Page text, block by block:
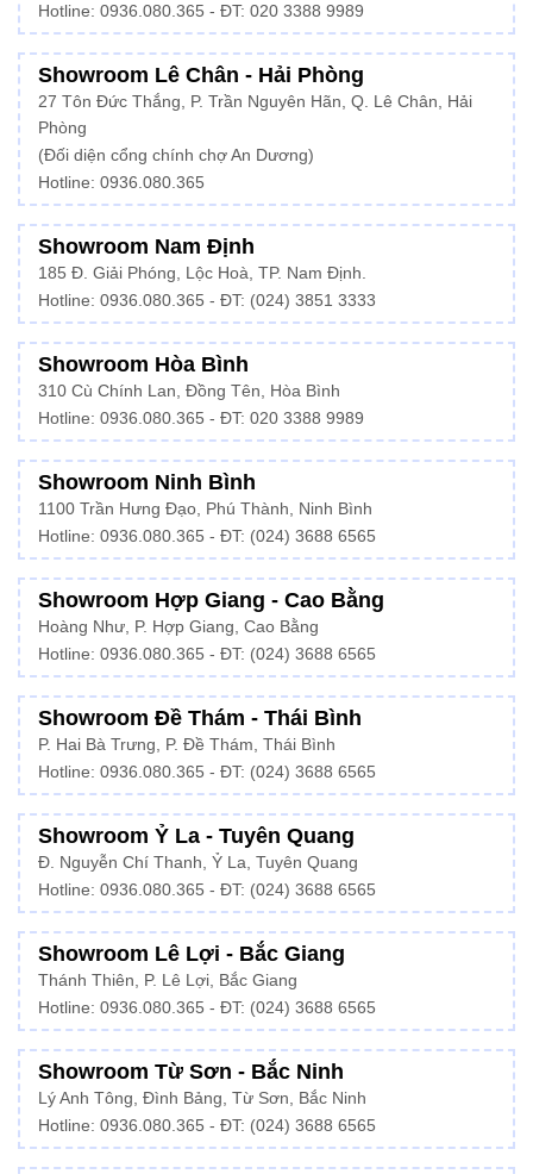
Hotline: 0936.080.365 - ĐT: 020 3388 9989
Showroom Lê Chân - Hải Phòng
27 Tôn Đức Thắng, P. Trần Nguyên Hãn, Q. Lê Chân, Hải
Phòng
(Đối diện cổng chính chợ An Dương)
Hotline: 0936.080.365
Showroom Nam Định
185 Đ. Giải Phóng, Lộc Hoà, TP. Nam Định.
Hotline: 0936.080.365 - ĐT: (024) 3851 3333
Showroom Hòa Bình
310 Cù Chính Lan, Đồng Tên, Hòa Bình
Hotline: 0936.080.365 - ĐT: 020 3388 9989
Showroom Ninh Bình
1100 Trần Hưng Đạo, Phú Thành, Ninh Bình
Hotline: 0936.080.365 - ĐT: (024) 3688 6565
Showroom Hợp Giang - Cao Bằng
Hoàng Như, P. Hợp Giang, Cao Bằng
Hotline: 0936.080.365 - ĐT: (024) 3688 6565
Showroom Đề Thám - Thái Bình
P. Hai Bà Trưng, P. Đề Thám, Thái Bình
Hotline: 0936.080.365 - ĐT: (024) 3688 6565
Showroom Ỷ La - Tuyên Quang
Đ. Nguyễn Chí Thanh, Ỷ La, Tuyên Quang
Hotline: 0936.080.365 - ĐT: (024) 3688 6565
Showroom Lê Lợi - Bắc Giang
Thánh Thiên, P. Lê Lợi, Bắc Giang
Hotline: 0936.080.365 - ĐT: (024) 3688 6565
Showroom Từ Sơn - Bắc Ninh
Lý Anh Tông, Đình Bảng, Từ Sơn, Bắc Ninh
Hotline: 0936.080.365 - ĐT: (024) 3688 6565